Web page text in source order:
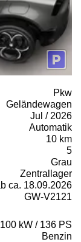
Pkw
Geländewagen
Jul / 2026
Automatik
10 km
5
Grau
Zentrallager
ca. 18.09.2026
GW-V2121
100 kW / 136 PS
Benzin